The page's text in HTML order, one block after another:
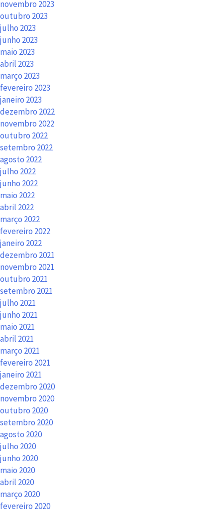
novembro 2023
outubro 2023
julho 2023
junho 2023
maio 2023
abril 2023
março 2023
fevereiro 2023
janeiro 2023
dezembro 2022
novembro 2022
outubro 2022
setembro 2022
agosto 2022
julho 2022
junho 2022
maio 2022
abril 2022
março 2022
fevereiro 2022
janeiro 2022
dezembro 2021
novembro 2021
outubro 2021
setembro 2021
julho 2021
junho 2021
maio 2021
abril 2021
março 2021
fevereiro 2021
janeiro 2021
dezembro 2020
novembro 2020
outubro 2020
setembro 2020
agosto 2020
julho 2020
junho 2020
maio 2020
abril 2020
março 2020
fevereiro 2020